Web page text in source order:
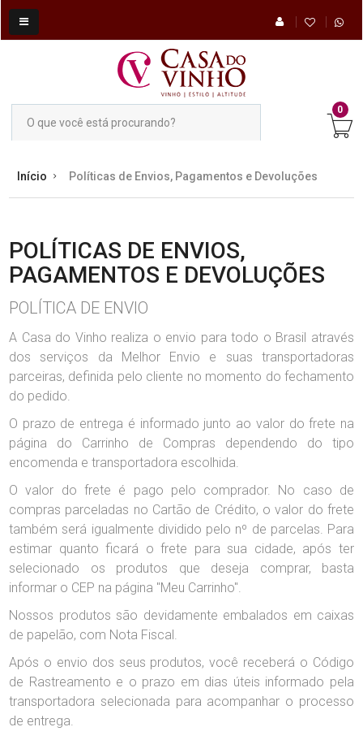
0
Início Políticas de Envios, Pagamentos e Devoluções
POLÍTICAS DE ENVIOS,
PAGAMENTOS E DEVOLUÇÕES
POLÍTICA DE ENVIO
A Casa do Vinho realiza o envio para todo o Brasil através
dos serviços da Melhor Envio e suas transportadoras
parceiras, definida pelo cliente no momento do fechamento
do pedido.
O prazo de entrega é informado junto ao valor do frete na
página do Carrinho de Compras dependendo do tipo
encomenda e transportadora escolhida.
O valor do frete é pago pelo comprador. No caso de
compras parceladas no Cartão de Crédito, o valor do frete
também será igualmente dividido pelo nº de parcelas. Para
estimar quanto ficará o frete para sua cidade, após ter
selecionado os produtos que deseja comprar, basta
informar o CEP na página "Meu Carrinho".
Nossos produtos são devidamente embalados em caixas
de papelão, com Nota Fiscal.
Após o envio dos seus produtos, você receberá o Código
de Rastreamento e o prazo em dias úteis informado pela
transportadora selecionada para acompanhar o processo
de entrega.